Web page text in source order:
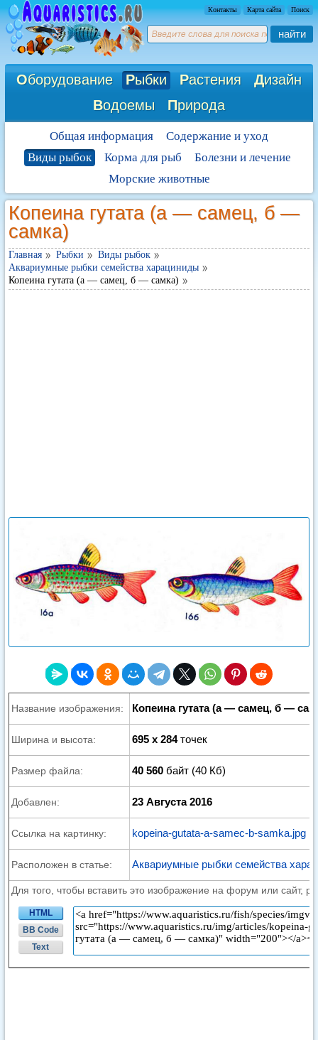
Контакты Карта сайта Поиск
найти
Оборудование Рыбки Растения Дизайн
Водоемы Природа
Общая информация
Содержание и уход
Виды рыбок
Корма для рыб
Болезни и лечение
Морские животные
Копеина гутата (а — самец, б —
самка)
Главная Рыбки
Виды рыбок
Аквариумные рыбки семейства харациниды
Копеина гутата (а — самец, б — самка)
Название изображения: Копеина гутата (а — самец, б —
Ширина и высота: 695 x 284точек
Размер файла: 40 560 байт (40 Кб)
Добавлен: 23 Августа 2016
Ссылка на картинку: kopeina-gutata-a-samec-b-samka.jpg
Расположен в статье: Аквариумные рыбки семейства
Для того, чтобы вставить это изображение на форум или сайт,
HTML
BB Code
Text